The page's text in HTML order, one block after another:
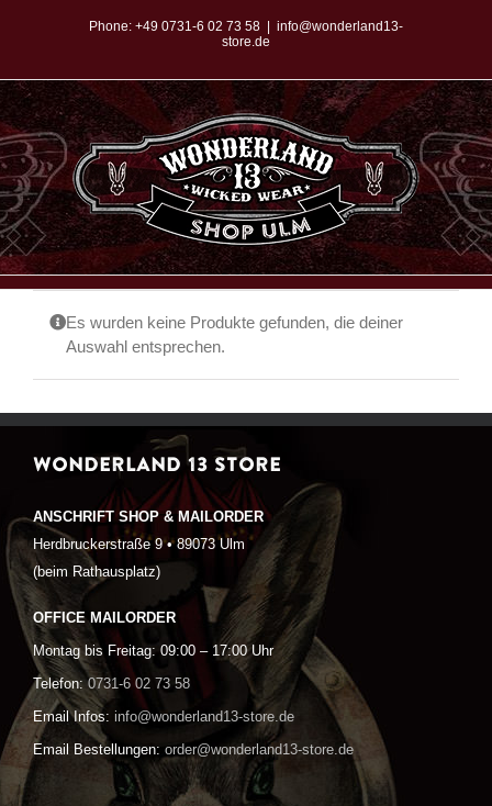
springen
Phone: +49 0731-6 02 73 58
info@wonderland13-
store.de
Es wurden keine Produkte gefunden, die deiner
Auswahl entsprechen.
WONDERLAND 13 STORE
ANSCHRIFT SHOP & MAILORDER
Herdbruckerstraße 9 • 89073 Ulm
(beim Rathausplatz)
OFFICE MAILORDER
Montag bis Freitag: 09:00 – 17:00 Uhr
Telefon: 0731-6 02 73 58
Email Infos: info@wonderland13-store.de
Email Bestellungen: order@wonderland13-store.de